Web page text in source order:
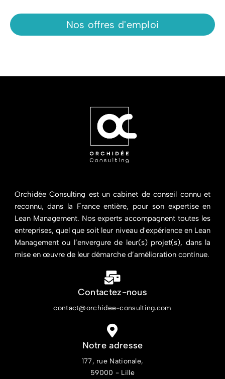
Nos offres d'emploi
Orchidée Consulting est un cabinet de conseil connu et
reconnu, dans la France entière, pour son expertise en
Lean Management. Nos experts accompagnent toutes les
entreprises, quel que soit leur niveau d'expérience en Lean
Management ou l’envergure de leur(s) projet(s), dans la
mise en œuvre de leur démarche d’amélioration continue.
Contactez-nous
contact@orchidee-consulting.com
Notre adresse
177, rue Nationale,
59000 - Lille